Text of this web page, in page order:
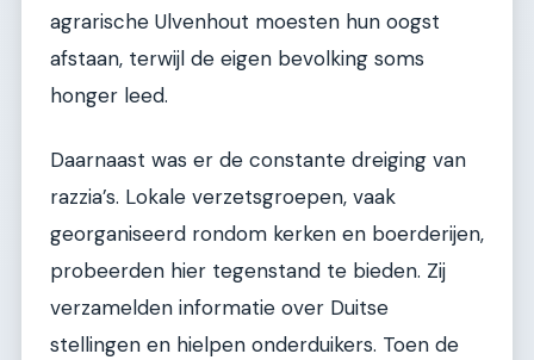
agrarische Ulvenhout moesten hun oogst
afstaan, terwijl de eigen bevolking soms
honger leed.
Daarnaast was er de constante dreiging van
razzia’s. Lokale verzetsgroepen, vaak
georganiseerd rondom kerken en boerderijen,
probeerden hier tegenstand te bieden. Zij
verzamelden informatie over Duitse
stellingen en hielpen onderduikers. Toen de